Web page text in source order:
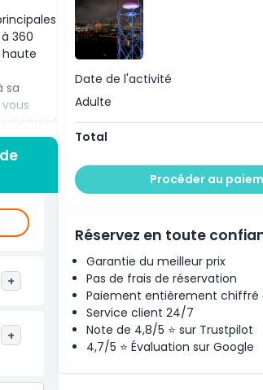
360
haute
sa
et
mais
offre
+
+
Date de l'activité
Adulte
Total
Procéder au
Réservez en toute
Garantie du meilleur prix
Pas de frais de réservation
Paiement entièrement chiffré
Service client 24/7
Note de 4,8/5 ⭐ sur Trustpilot
4,7/5 ⭐ Évaluation sur Google